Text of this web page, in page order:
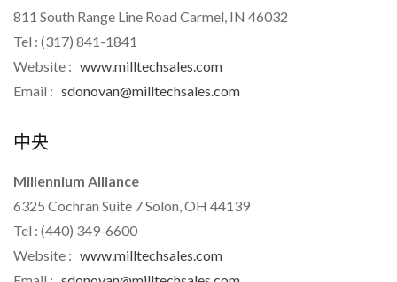
811 South Range Line Road Carmel, IN 46032
Tel : (317) 841-1841
Website : www.milltechsales.com
Email : sdonovan@milltechsales.com
中央
Millennium Alliance
6325 Cochran Suite 7 Solon, OH 44139
Tel : (440) 349-6600
Website : www.milltechsales.com